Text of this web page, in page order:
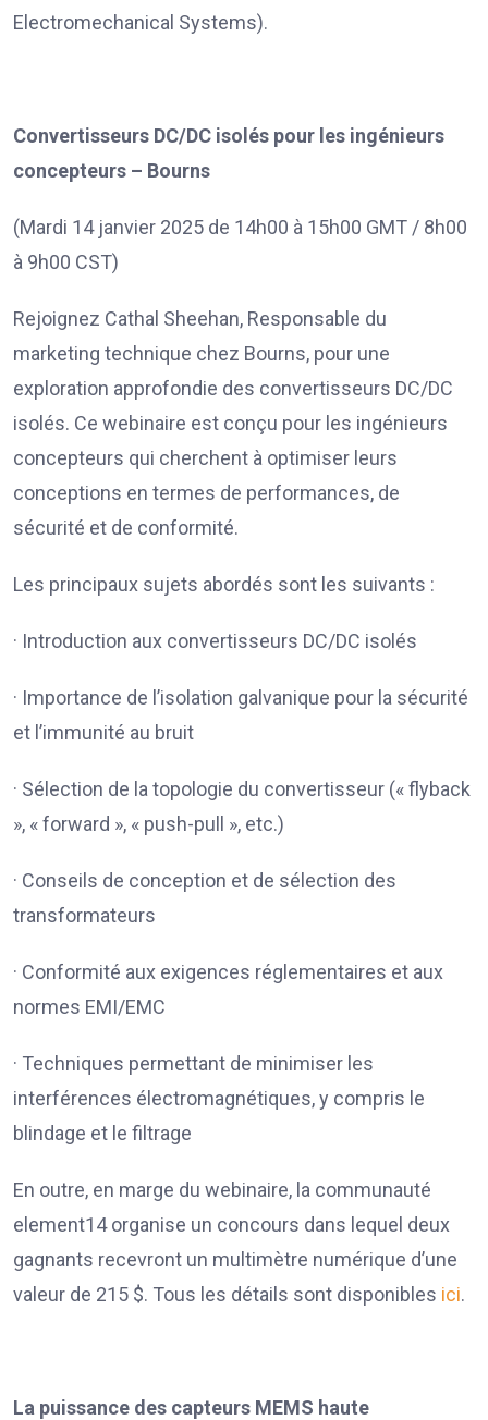
Electromechanical Systems).
Convertisseurs DC/DC isolés pour les ingénieurs
concepteurs – Bourns
(Mardi 14 janvier 2025 de 14h00 à 15h00 GMT / 8h00
à 9h00 CST)
Rejoignez Cathal Sheehan, Responsable du
marketing technique chez Bourns, pour une
exploration approfondie des convertisseurs DC/DC
isolés. Ce webinaire est conçu pour les ingénieurs
concepteurs qui cherchent à optimiser leurs
conceptions en termes de performances, de
sécurité et de conformité.
Les principaux sujets abordés sont les suivants :
· Introduction aux convertisseurs DC/DC isolés
· Importance de l’isolation galvanique pour la sécurité
et l’immunité au bruit
· Sélection de la topologie du convertisseur (« flyback
», « forward », « push-pull », etc.)
· Conseils de conception et de sélection des
transformateurs
· Conformité aux exigences réglementaires et aux
normes EMI/EMC
· Techniques permettant de minimiser les
interférences électromagnétiques, y compris le
blindage et le filtrage
En outre, en marge du webinaire, la communauté
element14 organise un concours dans lequel deux
gagnants recevront un multimètre numérique d’une
valeur de 215 $. Tous les détails sont disponibles ici.
La puissance des capteurs MEMS haute